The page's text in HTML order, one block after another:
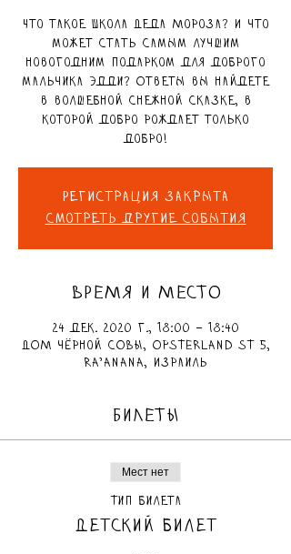
Что такое Школа Деда Мороза? И что
может стать самым лучшим
новогодним подарком для доброго
мальчика Эдди? Ответы вы найдете
в волшебной снежной сказке, в
которой добро рождает только
добро!
Регистрация закрыта
Смотреть другие события
ВРЕМЯ И МЕСТО
24 дек. 2020 г., 18:00 – 18:40
ДОМ чёрной СОВЫ, Opsterland St 5,
Ra'anana, Израиль
БИЛЕТЫ
Мест нет
Тип билета
Детский билет